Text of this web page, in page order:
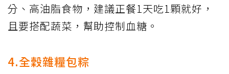
分、高油脂食物，建議正餐1天吃1顆就好，
且要搭配蔬菜，幫助控制血糖。
4.全穀雜糧包粽